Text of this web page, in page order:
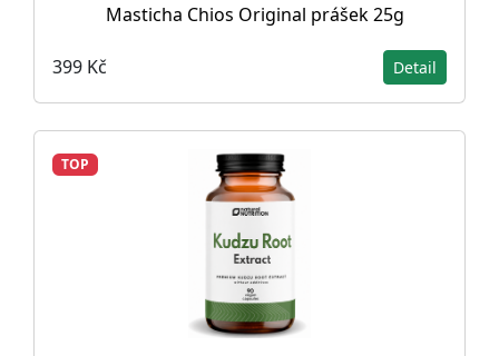
Masticha Chios Original prášek 25g
399 Kč Detail
TOP